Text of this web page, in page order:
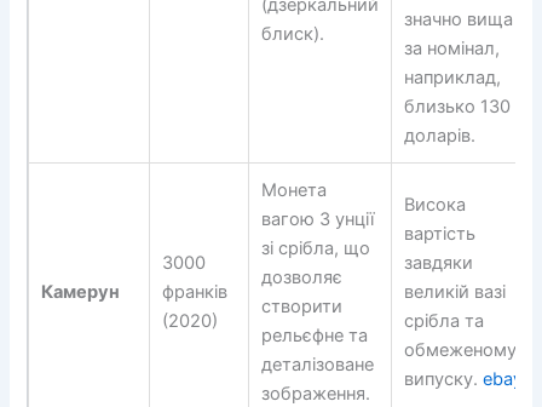
(дзеркальний
блиск).
значно вища
за номінал,
наприклад,
близько 130
доларів.
Камерун
3000
франків
(2020)
Монета
вагою 3 унції
зі срібла, що
дозволяє
створити
рельєфне та
деталізоване
зображення.
Висока
вартість
завдяки
великій вазі
срібла та
обмеженому
випуску.ebay